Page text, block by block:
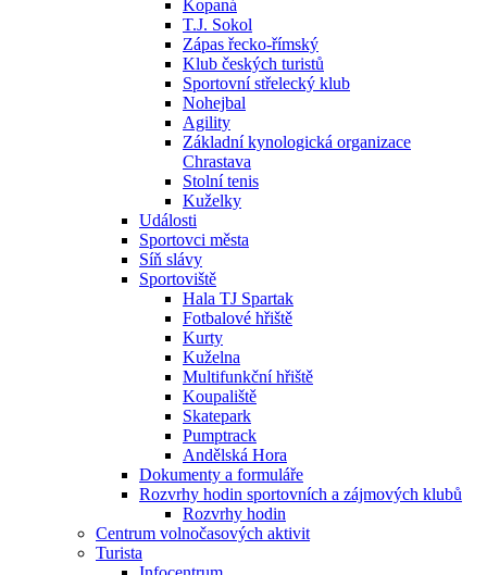
Kopaná
T.J. Sokol
Zápas řecko-římský
Klub českých turistů
Sportovní střelecký klub
Nohejbal
Agility
Základní kynologická organizace
Chrastava
Stolní tenis
Kuželky
Události
Sportovci města
Síň slávy
Sportoviště
Hala TJ Spartak
Fotbalové hřiště
Kurty
Kuželna
Multifunkční hřiště
Koupaliště
Skatepark
Pumptrack
Andělská Hora
Dokumenty a formuláře
Rozvrhy hodin sportovních a zájmových klubů
Rozvrhy hodin
Centrum volnočasových aktivit
Turista